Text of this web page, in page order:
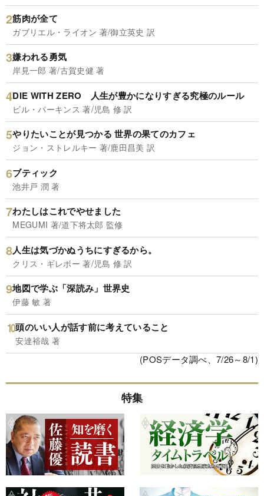
筋肉が全て
ガブリエル・ライオン 著/御立英史 訳
嫌われる勇気
岸見一郎 著/古賀史健 著
DIE WITH ZERO 人生が豊かになりすぎる究極のルール
ビル・パーキンス 著/児島 修 訳
やりたいことが見つかる 世界の果てのカフェ
ジョン・ストレルキー 著/鹿田昌美 訳
ブティック
池井戸 潤 著
わたしはこれでやせました
MEGUMI 著/道下将太郎 監修
人生は気づかぬうちにすぎるから。
クリス・ギレボー 著/児島 修 訳
地図で学ぶ「深読み」世界史
伊藤 敏 著
頭のいい人が話す前に考えていること
安達裕哉 著
(POSデータ調べ、7/26～8/1)
特集